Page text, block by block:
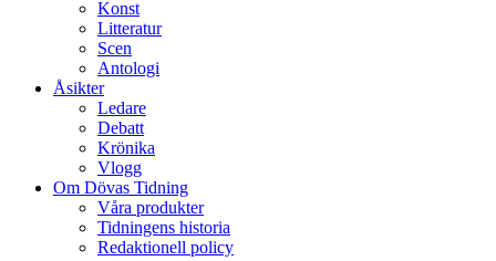
Konst
Litteratur
Scen
Antologi
Åsikter
Ledare
Debatt
Krönika
Vlogg
Om Dövas Tidning
Våra produkter
Tidningens historia
Redaktionell policy